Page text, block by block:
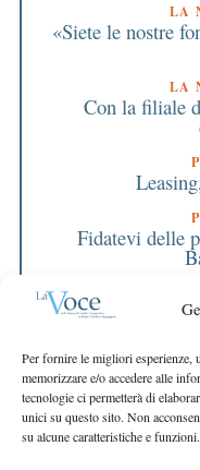
Per fornire le migliori esperienze,
memorizzare e/o accedere alle
tecnologie ci permetterà di
unici su questo sito. Non
su alcune caratteristiche e funzioni.
LA
«Siete le nostre
LA
Con la filiale
Fidatevi delle
Ciao,
Sempre e
Un